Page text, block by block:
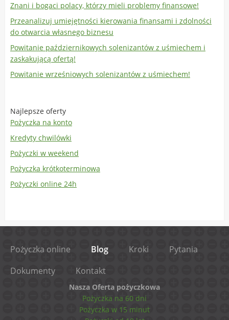
Znani i bogaci polacy, którzy mieli problemy finansowe!
Przeanalizuj umiejętności kierowania finansami i zdolności
do otwarcia własnego biznesu
Powitanie październikowych solenizantów z uśmiechem i
zaskakującą ofertą!
Powitanie wrześniowych solenizantów z uśmiechem!
Najlepsze oferty
Pożyczka na konto
Kredyty chwilówki
Pożyczki w weekend
Pożyczka krótkoterminowa
Pożyczki online 24h
Pożyczka online Blog Kroki
Pytania
Dokumenty
Kontakt
Nasza Oferta pożyczkowa
Pożyczka na 60 dni
Pożyczka w 15 minut